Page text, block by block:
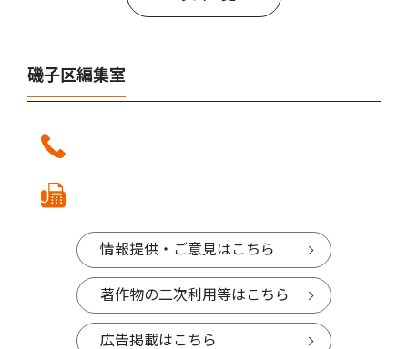
磯子区編集室
情報提供・ご意見はこちら
著作物の二次利用等はこちら
広告掲載はこちら